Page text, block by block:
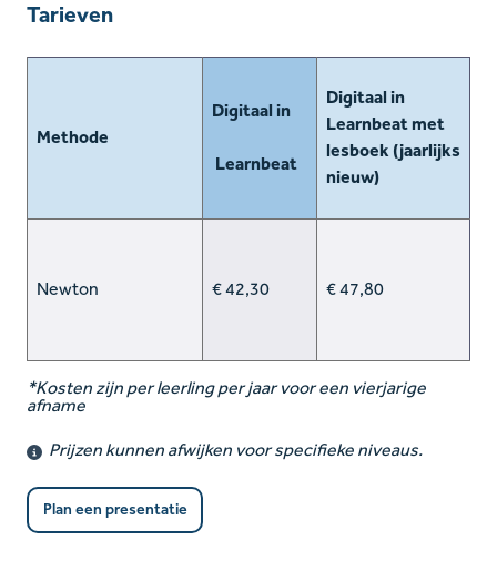
Tarieven
Methode
Digitaal in
Learnbeat
Digitaal in
Learnbeat met
lesboek (jaarlijks
nieuw)
Newton € 42,30 € 47,80
*Kosten zijn per leerling per jaar voor een vierjarige
afname
Prijzen kunnen afwijken voor specifieke niveaus.
Plan een presentatie